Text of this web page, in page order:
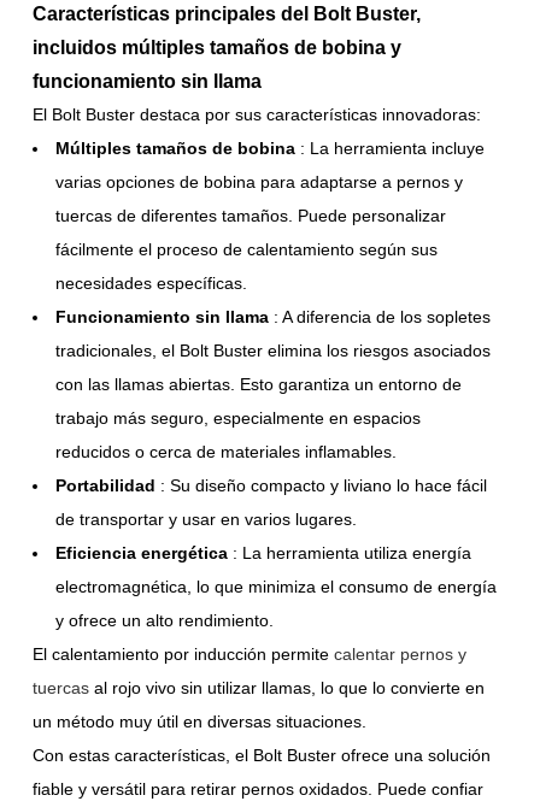
Características principales del Bolt Buster,
incluidos múltiples tamaños de bobina y
funcionamiento sin llama
El Bolt Buster destaca por sus características innovadoras:
Múltiples tamaños de bobina : La herramienta incluye
varias opciones de bobina para adaptarse a pernos y
tuercas de diferentes tamaños. Puede personalizar
fácilmente el proceso de calentamiento según sus
necesidades específicas.
Funcionamiento sin llama : A diferencia de los sopletes
tradicionales, el Bolt Buster elimina los riesgos asociados
con las llamas abiertas. Esto garantiza un entorno de
trabajo más seguro, especialmente en espacios
reducidos o cerca de materiales inflamables.
Portabilidad : Su diseño compacto y liviano lo hace fácil
de transportar y usar en varios lugares.
Eficiencia energética : La herramienta utiliza energía
electromagnética, lo que minimiza el consumo de energía
y ofrece un alto rendimiento.
El calentamiento por inducción permite calentar pernos y
tuercas al rojo vivo sin utilizar llamas, lo que lo convierte en
un método muy útil en diversas situaciones.
Con estas características, el Bolt Buster ofrece una solución
fiable y versátil para retirar pernos oxidados. Puede confiar